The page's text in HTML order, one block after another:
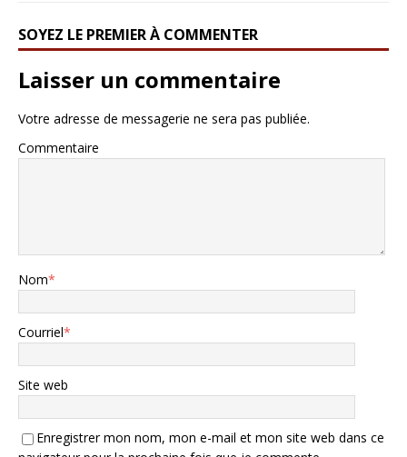
SOYEZ LE PREMIER À COMMENTER
Laisser un commentaire
Votre adresse de messagerie ne sera pas publiée.
Commentaire
Nom*
Courriel*
Site web
Enregistrer mon nom, mon e-mail et mon site web dans ce